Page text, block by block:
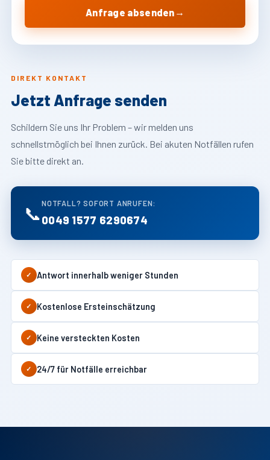
DIREKT KONTAKT
Jetzt Anfrage senden
Schildern Sie uns Ihr Problem – wir melden uns
schnellstmöglich bei Ihnen zurück. Bei akuten Notfällen rufen
Sie bitte direkt an.
📞 NOTFALL? SOFORT ANRUFEN:
0049 1577 6290674
✓ Antwort innerhalb weniger Stunden
✓ Kostenlose Ersteinschätzung
✓ Keine versteckten Kosten
✓ 24/7 für Notfälle erreichbar
Anfrage absenden →